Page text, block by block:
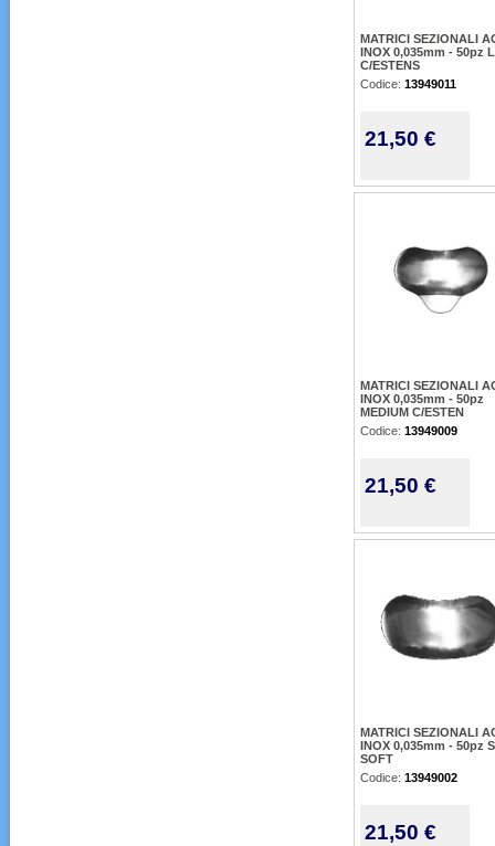
MATRICI SEZIONALI
INOX 0,035mm - 50pz
C/ESTENS
Codice: 13949011
21,50 €
MATRICI SEZIONALI
INOX 0,035mm - 50pz
MEDIUM C/ESTEN
Codice: 13949009
21,50 €
MATRICI SEZIONALI
INOX 0,035mm - 50pz
SOFT
Codice: 13949002
21,50 €